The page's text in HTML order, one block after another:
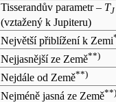
Tisserandův parametr – TJ
(vztažený k Jupiteru)
Největší přiblížení k Zemi
Nejjasnější ze Země**)
Nejdále od Země**)
Nejméně jasná ze Země**)